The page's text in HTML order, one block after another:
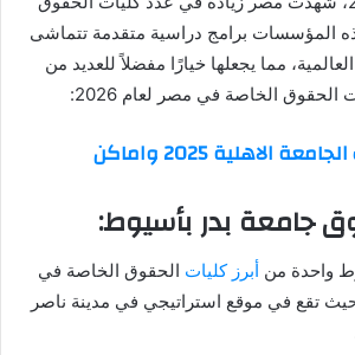
المؤسسات برامج دراسية متقدمة تتماشى
العالمية، مما يجعلها خيارًا مفضلاً للعديد من
الخاصة في مصر لعام 2026:
مصاريف الجامعة الاهلية 2025 واماكن
جامعة بدر بأسيوط:
واحدة من أبرز كليات الحقوق الخاصة في
في عام 2026، حيث تقع في موقع استراتيجي في مدينة ناصر